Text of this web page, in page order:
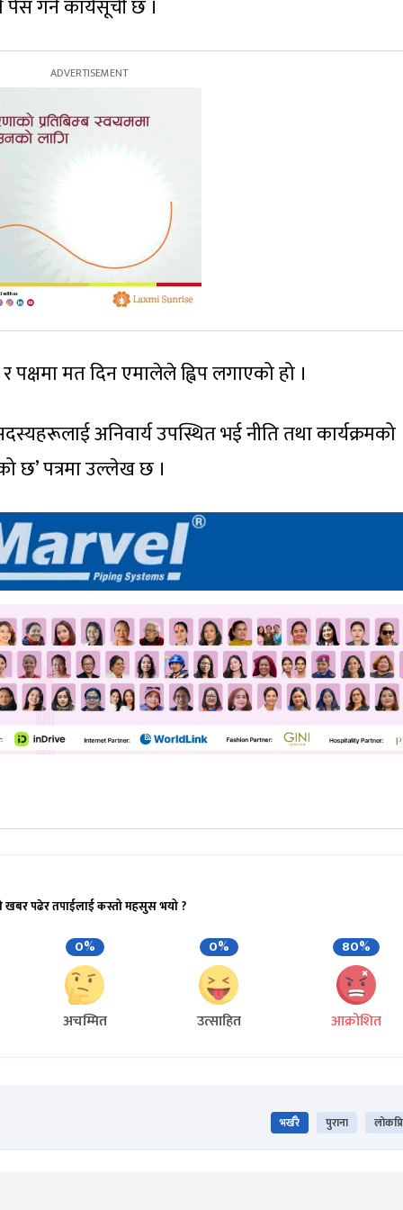
पेस गर्ने कार्यसूची छ ।
पक्षमा मत दिन एमालेले ह्विप लगाएको हो ।
अनिवार्य उपस्थित भई नीति तथा कार्यक्रमको
छ’ पत्रमा उल्लेख छ ।
खबर पढेर तपाईलाई कस्तो महसुस भयो ?
0%
अचम्मित
0%
उत्साहित
80%
आक्रोशित
भर्खरै पुराना